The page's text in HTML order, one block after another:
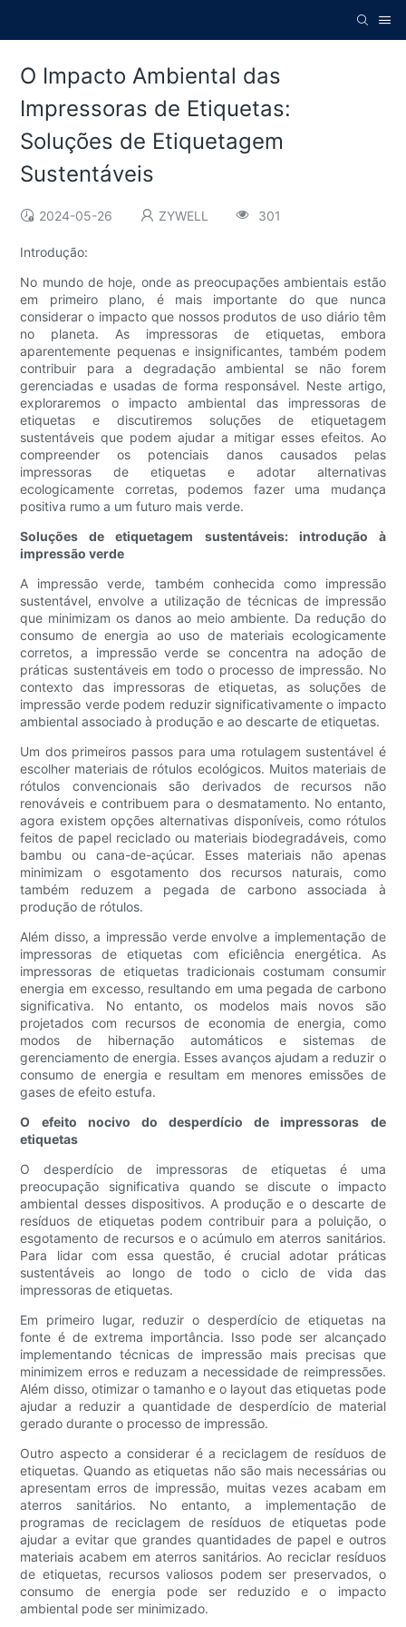
O Impacto Ambiental das
Impressoras de Etiquetas:
Soluções de Etiquetagem
Sustentáveis
2024-05-26 ZYWELL 301
Introdução:
No mundo de hoje, onde as preocupações ambientais estão
em primeiro plano, é mais importante do que nunca
considerar o impacto que nossos produtos de uso diário têm
no planeta. As impressoras de etiquetas, embora
aparentemente pequenas e insignificantes, também podem
contribuir para a degradação ambiental se não forem
gerenciadas e usadas de forma responsável. Neste artigo,
exploraremos o impacto ambiental das impressoras de
etiquetas e discutiremos soluções de etiquetagem
sustentáveis ​​que podem ajudar a mitigar esses efeitos. Ao
compreender os potenciais danos causados ​​pelas
impressoras de etiquetas e adotar alternativas
ecologicamente corretas, podemos fazer uma mudança
positiva rumo a um futuro mais verde.
Soluções de etiquetagem sustentáveis: introdução à
impressão verde
A impressão verde, também conhecida como impressão
sustentável, envolve a utilização de técnicas de impressão
que minimizam os danos ao meio ambiente. Da redução do
consumo de energia ao uso de materiais ecologicamente
corretos, a impressão verde se concentra na adoção de
práticas sustentáveis ​​em todo o processo de impressão. No
contexto das impressoras de etiquetas, as soluções de
impressão verde podem reduzir significativamente o impacto
ambiental associado à produção e ao descarte de etiquetas.
Um dos primeiros passos para uma rotulagem sustentável é
escolher materiais de rótulos ecológicos. Muitos materiais de
rótulos convencionais são derivados de recursos não
renováveis ​​e contribuem para o desmatamento. No entanto,
agora existem opções alternativas disponíveis, como rótulos
feitos de papel reciclado ou materiais biodegradáveis, como
bambu ou cana-de-açúcar. Esses materiais não apenas
minimizam o esgotamento dos recursos naturais, como
também reduzem a pegada de carbono associada à
produção de rótulos.
Além disso, a impressão verde envolve a implementação de
impressoras de etiquetas com eficiência energética. As
impressoras de etiquetas tradicionais costumam consumir
energia em excesso, resultando em uma pegada de carbono
significativa. No entanto, os modelos mais novos são
projetados com recursos de economia de energia, como
modos de hibernação automáticos e sistemas de
gerenciamento de energia. Esses avanços ajudam a reduzir o
consumo de energia e resultam em menores emissões de
gases de efeito estufa.
O efeito nocivo do desperdício de impressoras de
etiquetas
O desperdício de impressoras de etiquetas é uma
preocupação significativa quando se discute o impacto
ambiental desses dispositivos. A produção e o descarte de
resíduos de etiquetas podem contribuir para a poluição, o
esgotamento de recursos e o acúmulo em aterros sanitários.
Para lidar com essa questão, é crucial adotar práticas
sustentáveis ​​ao longo de todo o ciclo de vida das
impressoras de etiquetas.
Em primeiro lugar, reduzir o desperdício de etiquetas na
fonte é de extrema importância. Isso pode ser alcançado
implementando técnicas de impressão mais precisas que
minimizem erros e reduzam a necessidade de reimpressões.
Além disso, otimizar o tamanho e o layout das etiquetas pode
ajudar a reduzir a quantidade de desperdício de material
gerado durante o processo de impressão.
Outro aspecto a considerar é a reciclagem de resíduos de
etiquetas. Quando as etiquetas não são mais necessárias ou
apresentam erros de impressão, muitas vezes acabam em
aterros sanitários. No entanto, a implementação de
programas de reciclagem de resíduos de etiquetas pode
ajudar a evitar que grandes quantidades de papel e outros
materiais acabem em aterros sanitários. Ao reciclar resíduos
de etiquetas, recursos valiosos podem ser preservados, o
consumo de energia pode ser reduzido e o impacto
ambiental pode ser minimizado.